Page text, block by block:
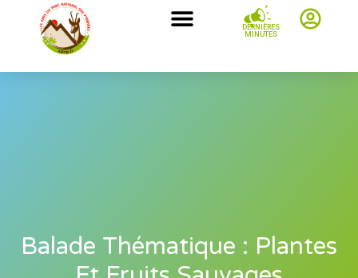
DERNIÈRES
MINUTES
Balade Thématique : Plantes